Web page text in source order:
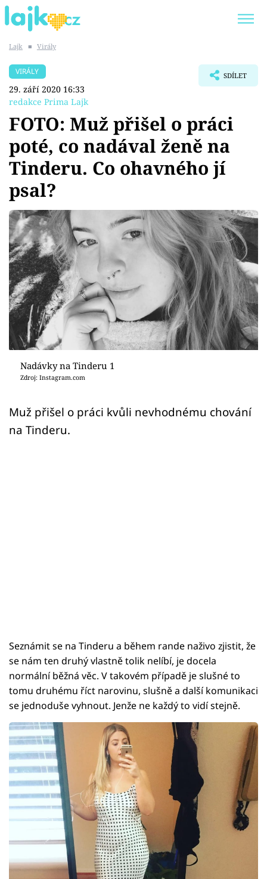
SHOPAHOLICADEL
Témata
Showbyznys
Youtubeři
Virály
Sex a vztahy
Videa
Sledujte prima+
Přihlášení
Sledujte nás
Lajk ■ Virály
VIRÁLY
29. září 2020 16:33
redakce Prima Lajk
SDÍLET
FOTO: Muž přišel o práci
poté, co nadával ženě na
Tinderu. Co ohavného jí
psal?
Nadávky na Tinderu 1
Zdroj: Instagram.com
Muž přišel o práci kvůli nevhodnému chování
na Tinderu.
Seznámit se na Tinderu a během rande naživo zjistit, že
se nám ten druhý vlastně tolik nelíbí, je docela
normální běžná věc. V takovém případě je slušné to
tomu druhému říct narovinu, slušně a další komunikaci
se jednoduše vyhnout. Jenže ne každý to vidí stejně.